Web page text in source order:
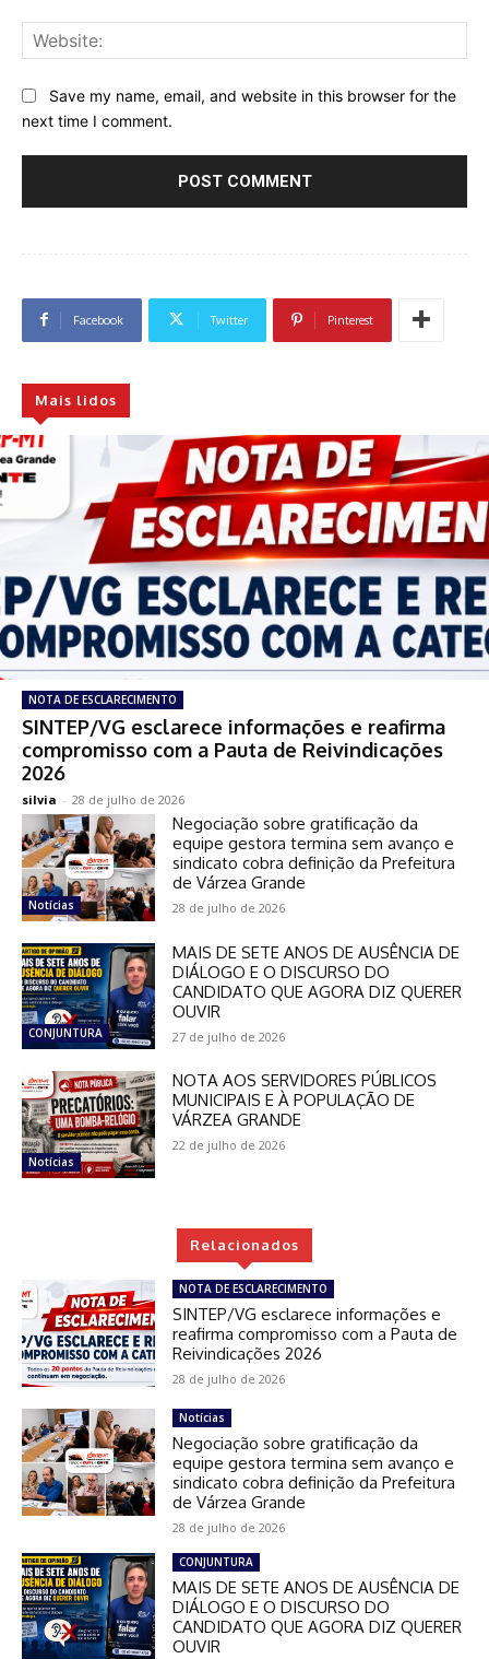
Save my name, email, and website in this browser for the
next time I comment.
Facebook Twitter Pinterest
Mais lidos
NOTA DE ESCLARECIMENTO
SINTEP/VG esclarece informações e reafirma
compromisso com a Pauta de Reivindicações
2026
silvia - 28 de julho de 2026
Notícias
Negociação sobre gratificação da
equipe gestora termina sem avanço e
sindicato cobra definição da Prefeitura
de Várzea Grande
28 de julho de 2026
CONJUNTURA
MAIS DE SETE ANOS DE AUSÊNCIA DE
DIÁLOGO E O DISCURSO DO
CANDIDATO QUE AGORA DIZ QUERER
OUVIR
27 de julho de 2026
Notícias
NOTA AOS SERVIDORES PÚBLICOS
MUNICIPAIS E À POPULAÇÃO DE
VÁRZEA GRANDE
22 de julho de 2026
Relacionados
NOTA DE ESCLARECIMENTO
SINTEP/VG esclarece informações e
reafirma compromisso com a Pauta de
Reivindicações 2026
28 de julho de 2026
Notícias
Negociação sobre gratificação da
equipe gestora termina sem avanço e
sindicato cobra definição da Prefeitura
de Várzea Grande
28 de julho de 2026
CONJUNTURA
MAIS DE SETE ANOS DE AUSÊNCIA DE
DIÁLOGO E O DISCURSO DO
CANDIDATO QUE AGORA DIZ QUERER
OUVIR